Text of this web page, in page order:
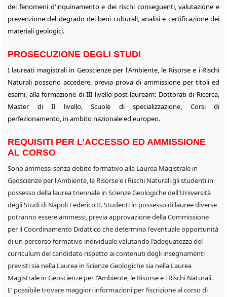
dei fenomeni d'inquinamento e dei rischi conseguenti, valutazione e
prevenzione del degrado dei beni culturali, analisi e certificazione dei
materiali geologici.
PROSECUZIONE DEGLI STUDI
I laureati magistrali in Geoscienze per l'Ambiente, le Risorse e i Rischi
Naturali possono accedere, previa prova di ammissione per titoli ed
esami, alla formazione di III livello post-lauream: Dottorati di Ricerca,
Master di II livello, Scuole di specializzazione, Corsi di
perfezionamento, in ambito nazionale ed europeo.
REQUISITI PER L’ACCESSO ED AMMISSIONE
AL CORSO
Sono ammessi senza debito formativo alla Laurea Magistrale in
Geoscienze per l'Ambiente, le Risorse e i Rischi Naturali gli studenti in
possesso della laurea triennale in Scienze Geologiche dell'Università
degli Studi di Napoli Federico II. Studenti in possesso di lauree diverse
potranno essere ammessi, previa approvazione della Commissione
per il Coordinamento Didattico che determina l'eventuale opportunità
di un percorso formativo individuale valutando l'adeguatezza del
curriculum del candidato rispetto ai contenuti degli insegnamenti
previsti sia nella Laurea in Scienze Geologiche sia nella Laurea
Magistrale in Geoscienze per l'Ambiente, le Risorse e i Rischi Naturali.
E’ possibile trovare maggiori informazioni per l’iscrizione al corso di